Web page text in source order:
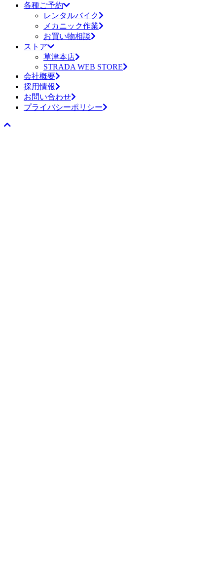
各種ご予約
レンタルバイク
メカニック作業
お買い物相談
ストア
草津本店
STRADA WEB STORE
会社概要
採用情報
お問い合わせ
プライバシーポリシー